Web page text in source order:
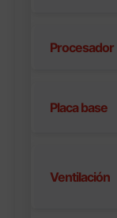
Procesador
Placa base
Ventilación